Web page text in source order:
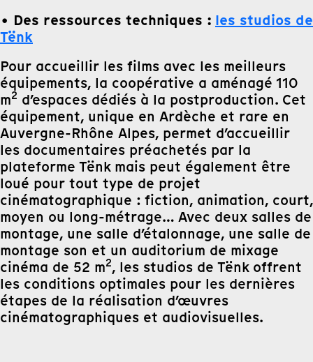
• Des ressources techniques : les studios de
Tënk
Pour accueillir les films avec les meilleurs
équipements, la coopérative a aménagé 110
m2 d’espaces dédiés à la postproduction. Cet
équipement, unique en Ardèche et rare en
Auvergne-Rhône Alpes, permet d’accueillir
les documentaires préachetés par la
plateforme Tënk mais peut également être
loué pour tout type de projet
cinématographique : fiction, animation, court,
moyen ou long-métrage… Avec deux salles de
montage, une salle d’étalonnage, une salle de
montage son et un auditorium de mixage
cinéma de 52 m2, les studios de Tënk offrent
les conditions optimales pour les dernières
étapes de la réalisation d’œuvres
cinématographiques et audiovisuelles.